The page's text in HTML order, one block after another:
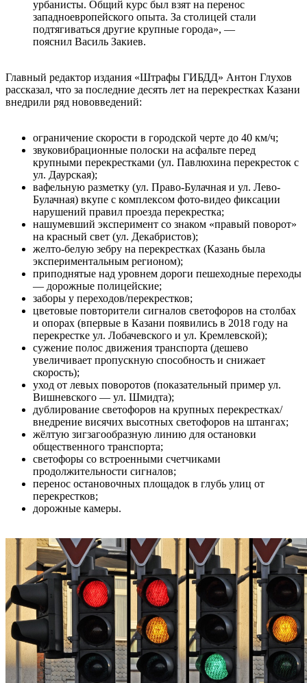
урбанисты. Общий курс был взят на перенос
западноевропейского опыта. За столицей стали
подтягиваться другие крупные города», —
пояснил Василь Закиев.
Главный редактор издания «Штрафы ГИБДД» Антон Глухов
рассказал, что за последние десять лет на перекрестках Казани
внедрили ряд нововведений:
ограничение скорости в городской черте до 40 км/ч;
звуковибрационные полоски на асфальте перед
крупными перекрестками (ул. Павлюхина перекресток с
ул. Даурская);
вафельную разметку (ул. Право-Булачная и ул. Лево-
Булачная) вкупе с комплексом фото-видео фиксации
нарушений правил проезда перекрестка;
нашумевший эксперимент со знаком «правый поворот»
на красный свет (ул. Декабристов);
желто-белую зебру на перекрестках (Казань была
экспериментальным регионом);
приподнятые над уровнем дороги пешеходные переходы
— дорожные полицейские;
заборы у переходов/перекрестков;
цветовые повторители сигналов светофоров на столбах
и опорах (впервые в Казани появились в 2018 году на
перекрестке ул. Лобачевского и ул. Кремлевской);
сужение полос движения транспорта (дешево
увеличивает пропускную способность и снижает
скорость);
уход от левых поворотов (показательный пример ул.
Вишневского — ул. Шмидта);
дублирование светофоров на крупных перекрестках/
внедрение висячих высотных светофоров на штангах;
жёлтую зигзагообразную линию для остановки
общественного транспорта;
светофоры со встроенными счетчиками
продолжительности сигналов;
перенос остановочных площадок в глубь улиц от
перекрестков;
дорожные камеры.